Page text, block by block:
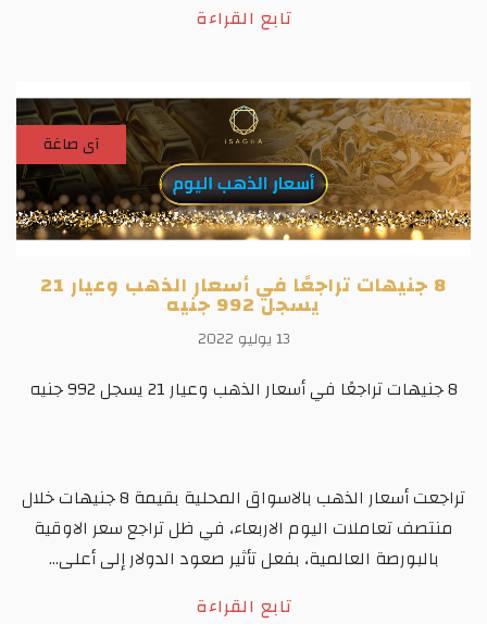
تابع القراءة
آى صاغة
8 جنيهات تراجعًا في أسعار الذهب وعيار 21
يسجل 992 جنيه
13 يوليو 2022
8 جنيهات تراجعًا في أسعار الذهب وعيار 21 يسجل 992 جنيه
تراجعت أسعار الذهب بالاسواق المحلية بقيمة 8 جنيهات خلال
منتصف تعاملات اليوم الاربعاء، في ظل تراجع سعر الاوقية
بالبورصة العالمية، بفعل تأثير صعود الدولار إلى أعلى...
تابع القراءة